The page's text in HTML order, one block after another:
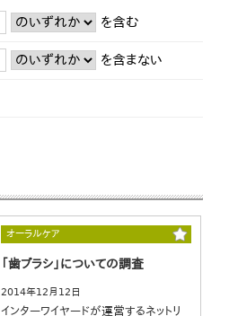
を含む
を含まない
オーラルケア
「歯ブラシ」についての調査
2014年12月12日
インターワイヤードが運営するネットリ